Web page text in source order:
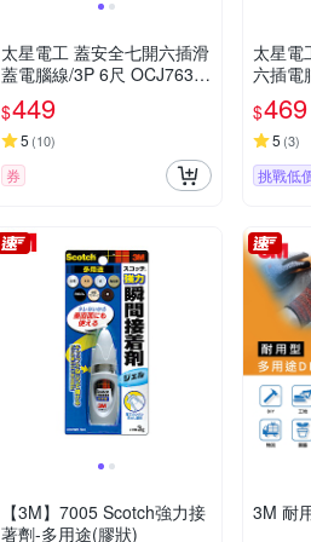
太星電工 蓋安全七開六插滑
蓋電腦線/3P 6尺 OCJ7630
$449
5 (10)
券
太星電
六插電
$469
5 (3)
挑戰低
【3M】7005 Scotch強力接
著劑-多用途(膠狀)
3M 耐